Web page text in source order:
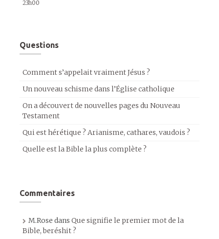
23h00
Questions
Comment s’appelait vraiment Jésus ?
Un nouveau schisme dans l’Église catholique
On a découvert de nouvelles pages du Nouveau
Testament
Qui est hérétique ? Arianisme, cathares, vaudois ?
Quelle est la Bible la plus complète ?
Commentaires
M.Rose dans Que signifie le premier mot de la
Bible, beréshit ?